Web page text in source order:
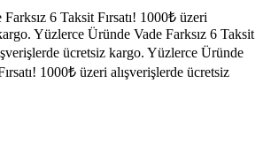
6 Taksit Fırsatı! 1000₺ üzeri
Yüzlerce Üründe Vade Farksız 6 Taksit
ücretsiz kargo. Yüzlerce Üründe
1000₺ üzeri alışverişlerde ücretsiz